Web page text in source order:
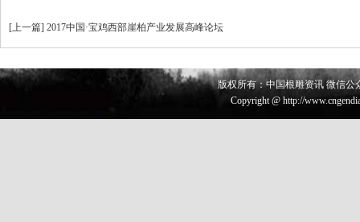
[上一篇] 2017中国·宝鸡西部崖柏产业发展高峰论坛
版权所有：中国根雕资讯 微信公
Copyright @ http://